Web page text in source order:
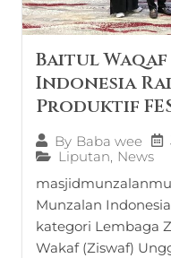
Baitul
Indonesia
Produktif
By Baba wee
Liputan, News
Munzalan
kategori Lembaga
Wakaf (Ziswaf)